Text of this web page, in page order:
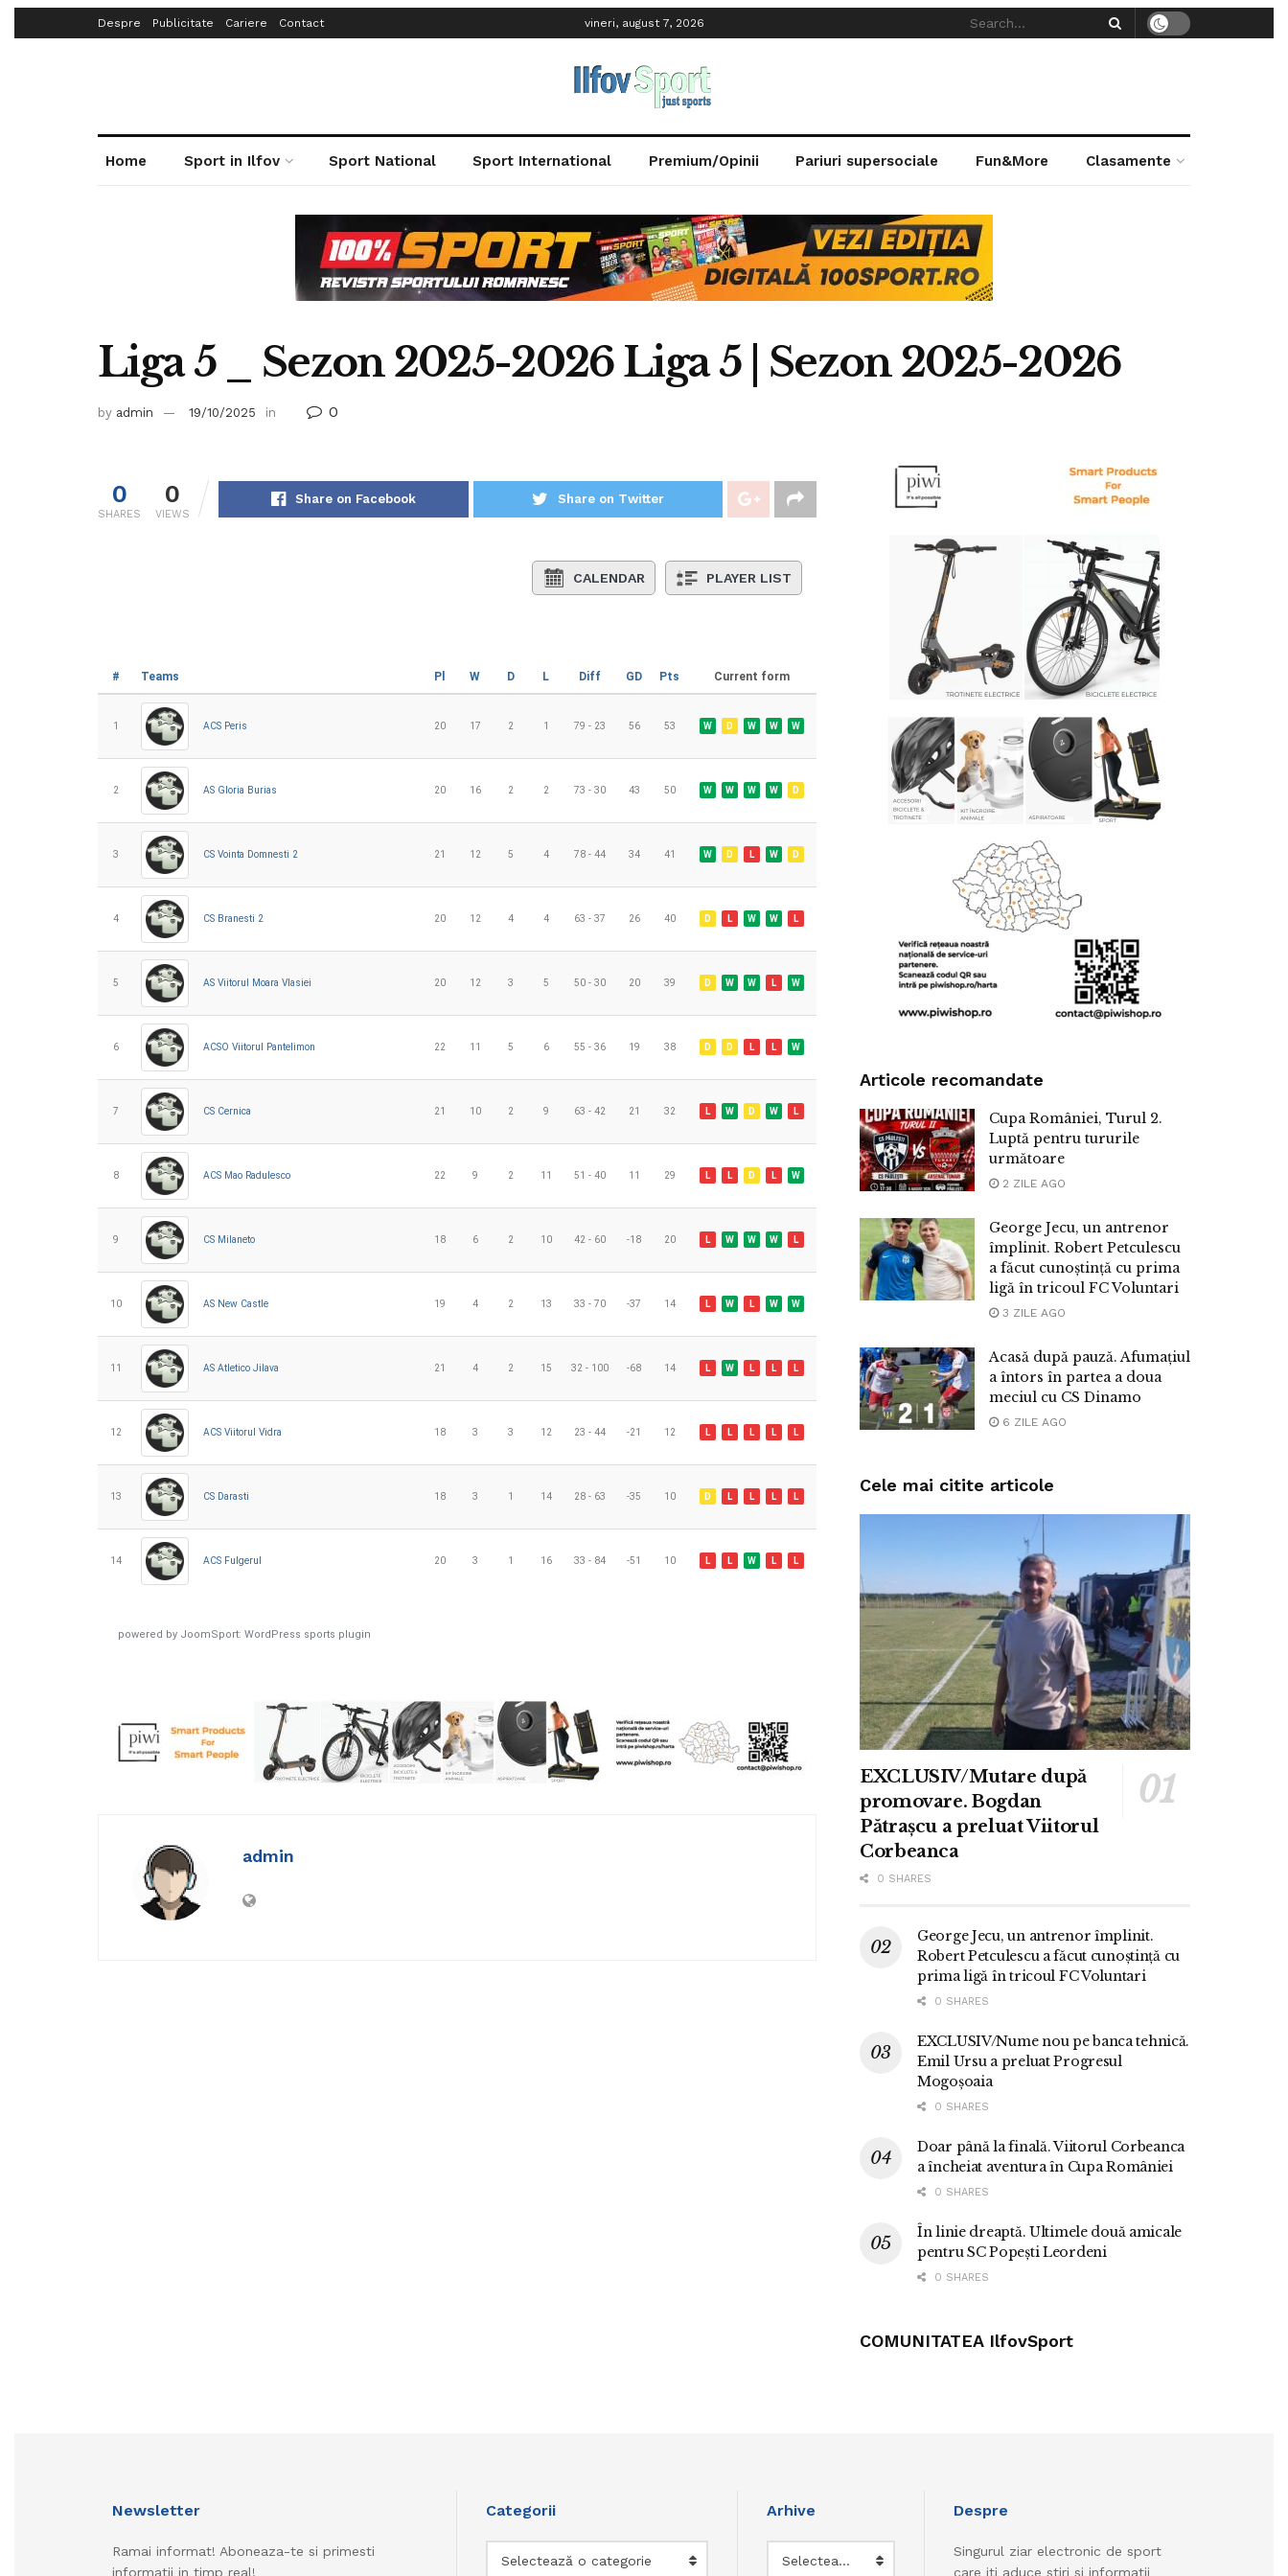
Despre Publicitate Cariere Contact vineri, august 7, 2026
Home Sport in Ilfov Sport National Sport International Premium/Opinii Pariuri supersociale Fun&More Clasamente
Liga 5 _ Sezon 2025-2026 Liga 5 | Sezon 2025-2026
by admin 19/10/2025 in 0
0
SHARES
0
VIEWS
Share on Facebook Share on Twitter
CALENDAR PLAYER LIST
# Teams Pl W D L Diff GD Pts Current form
1 ACS Peris 20 17 2 1 79 - 23 56 53 W D W W W
2 AS Gloria Burias 20 16 2 2 73 - 30 43 50 W W W W D
3 CS Vointa Domnesti 2 21 12 5 4 78 - 44 34 41 W D L W D
4 CS Branesti 2 20 12 4 4 63 - 37 26 40 D L W W L
5 AS Viitorul Moara Vlasiei 20 12 3 5 50 - 30 20 39 D W W L W
6 ACSO Viitorul Pantelimon 22 11 5 6 55 - 36 19 38 D D L L W
7 CS Cernica 21 10 2 9 63 - 42 21 32 L W D W L
8 ACS Mao Radulesco 22 9 2 11 51 - 40 11 29 L L D L W
9 CS Milaneto 18 6 2 10 42 - 60 -18 20 L W W W L
10 AS New Castle 19 4 2 13 33 - 70 -37 14 L W L W W
11 AS Atletico Jilava 21 4 2 15 32 - 100 -68 14 L W L L L
12 ACS Viitorul Vidra 18 3 3 12 23 - 44 -21 12 L L L L L
13 CS Darasti 18 3 1 14 28 - 63 -35 10 D L L L L
14 ACS Fulgerul 20 3 1 16 33 - 84 -51 10 L L W L L
powered by JoomSport: WordPress sports plugin
admin
Articole recomandate
Cupa României, Turul 2.
Luptă pentru tururile
următoare
2 ZILE AGO
George Jecu, un antrenor
împlinit. Robert Petculescu
a făcut cunoștință cu prima
ligă în tricoul FC Voluntari
3 ZILE AGO
Acasă după pauză. Afumațiul
a întors în partea a doua
meciul cu CS Dinamo
6 ZILE AGO
Cele mai citite articole
EXCLUSIV/Mutare după
promovare. Bogdan
Pătrașcu a preluat Viitorul
Corbeanca
0 SHARES
George Jecu, un antrenor împlinit.
Robert Petculescu a făcut cunoștință cu
prima ligă în tricoul FC Voluntari
0 SHARES
EXCLUSIV/Nume nou pe banca tehnică.
Emil Ursu a preluat Progresul
Mogoșoaia
0 SHARES
Doar până la finală. Viitorul Corbeanca
a încheiat aventura în Cupa României
0 SHARES
În linie dreaptă. Ultimele două amicale
pentru SC Popești Leordeni
0 SHARES
COMUNITATEA IlfovSport
Newsletter
Ramai informat! Aboneaza-te si primesti
informatii in timp real!
Categorii
Selectează o categorie
Arhive
Selectează luna
Despre
Singurul ziar electronic de sport
care iti aduce stiri si informatii